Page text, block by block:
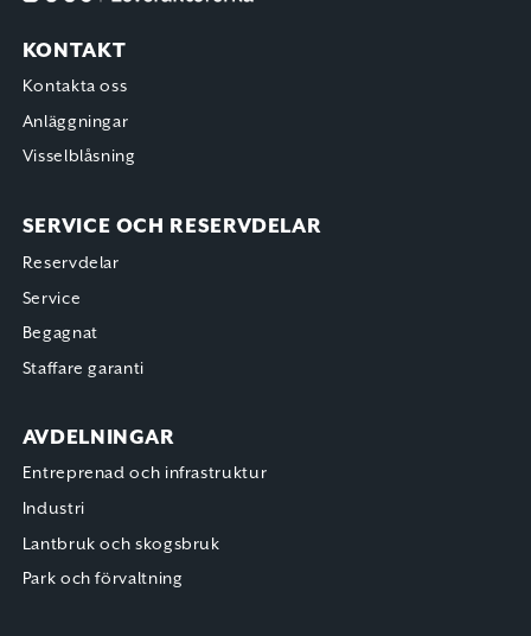
KONTAKT
Kontakta oss
Anläggningar
Visselblåsning
SERVICE OCH RESERVDELAR
Reservdelar
Service
Begagnat
Staffare garanti
AVDELNINGAR
Entreprenad och infrastruktur
Industri
Lantbruk och skogsbruk
Park och förvaltning